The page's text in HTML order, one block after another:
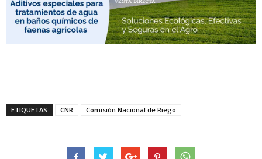
ETIQUETAS CNR Comisión Nacional de Riego